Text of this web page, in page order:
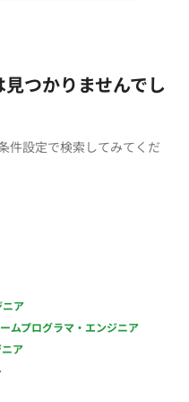
つかりませんでし
件設定で検索してみてくだ
ニア
ムプログラマ・エンジニア
ア